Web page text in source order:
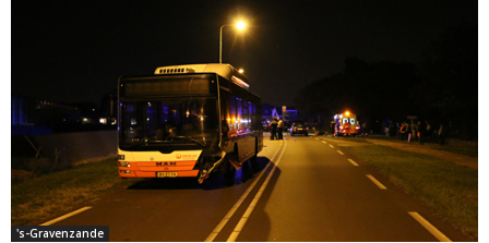
's-Gravenzande